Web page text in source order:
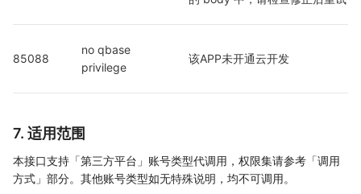
85088
no qbase
privilege
该APP未开通云开发
7. 适用范围
本接口支持「第三方平台」账号类型代调用，权限集请参考「调用
方式」部分。其他账号类型如无特殊说明，均不可调用。